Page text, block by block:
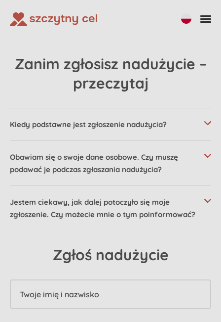
Zanim zgłosisz nadużycie –
przeczytaj
Kiedy podstawne jest zgłoszenie nadużycia?
Obawiam się o swoje dane osobowe. Czy muszę
podawać je podczas zgłaszania nadużycia?
Jestem ciekawy, jak dalej potoczyło się moje
zgłoszenie. Czy możecie mnie o tym poinformować?
Zgłoś nadużycie
Twoje imię i nazwisko